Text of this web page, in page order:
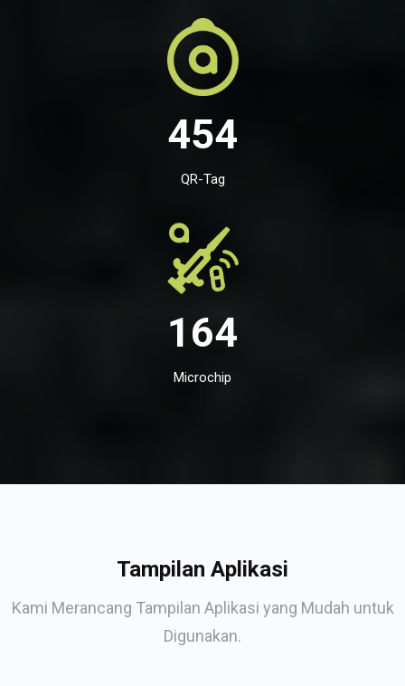
454
QR-Tag
164
Microchip
Tampilan Aplikasi
Kami Merancang Tampilan Aplikasi yang Mudah untuk
Digunakan.